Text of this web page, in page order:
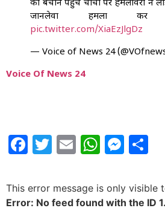
को बचाने पहुंचे चाचा पर हमलावरों ने
जानलेवा हमला कर
pic.twitter.com/XiaEzJlgDz
— Voice of News 24
Voice Of News 24
Facebook
Twitter
Email
This error message is only visible
Error: No feed found with the ID 1.